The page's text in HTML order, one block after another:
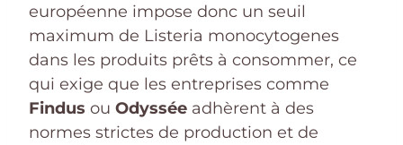
européenne impose donc un seuil
maximum de Listeria monocytogenes
dans les produits prêts à consommer, ce
qui exige que les entreprises comme
Findus ou Odyssée adhèrent à des
normes strictes de production et de